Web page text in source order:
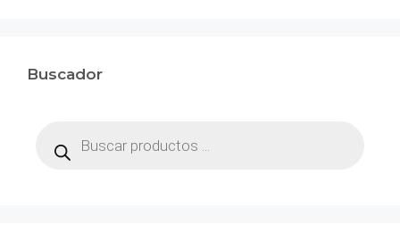
Buscador
productos